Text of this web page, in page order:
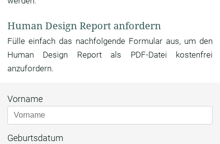
Human Design Report anfordern
Fülle einfach das nachfolgende Formular aus, um den
Human Design Report als PDF-Datei kostenfrei
anzufordern.
Vorname
Geburtsdatum